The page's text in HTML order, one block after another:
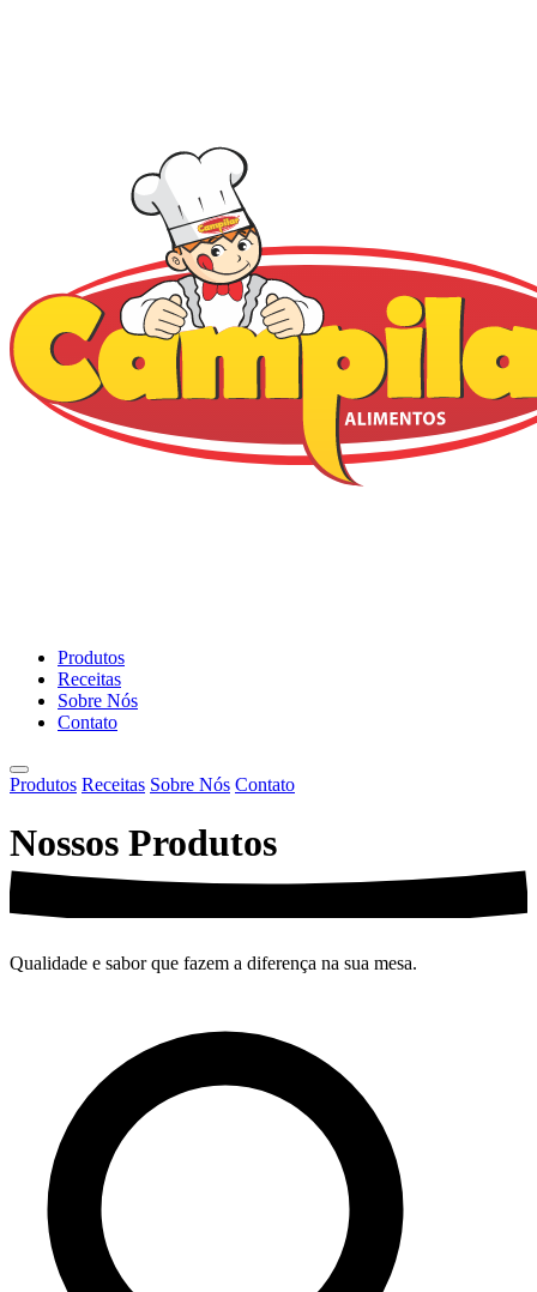
Produtos
Receitas
Sobre Nós
Contato
Produtos Receitas Sobre Nós Contato
Nossos Produtos
Qualidade e sabor que fazem a diferença na sua mesa.